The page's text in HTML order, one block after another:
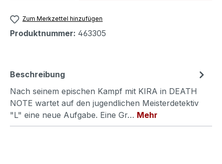
Zum Merkzettel hinzufügen
Produktnummer: 463305
Beschreibung
Nach seinem epischen Kampf mit KIRA in DEATH
NOTE wartet auf den jugendlichen Meisterdetektiv
"L" eine neue Aufgabe. Eine Gr… Mehr